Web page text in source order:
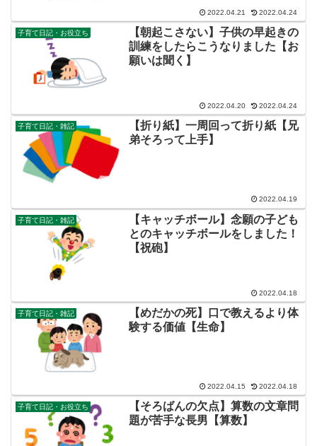
2022.04.21 2022.04.24
子育て日記・お役立ち
【朝起こさない】子供の早起きの
訓練をしたらこうなりました【お
願いは聞く】
2022.04.20 2022.04.24
子育て日記・雑記
【折り紙】一周回って折り紙【兄
弟そろって上手】
2022.04.19
子育て日記・雑記
【キャッチボール】念願の子ども
とのキャッチボールをしました！
【祝砲】
2022.04.18
子育て日記・雑記
【めだかの死】口で教えるより体
験する価値【生命】
2022.04.15 2022.04.18
子育て日記・お役立ち
【そろばんの欠点】算数の文章問
題が苦手な長男【算数】